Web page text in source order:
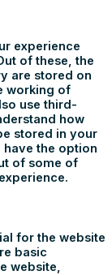
experience
of these, the
are stored on
working of
use third-
how
stored in your
the option
of some of
for the website
basic
website,